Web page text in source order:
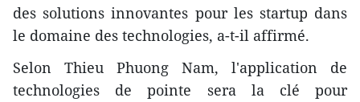
des solutions innovantes pour les startup dans
le domaine des technologies, a-t-il affirmé.
Selon Thieu Phuong Nam, l'application de
technologies de pointe sera la clé pour